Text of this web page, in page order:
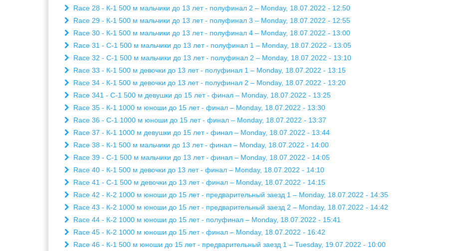
Race 28 - К-1 500 м мальчики до 13 лет - полуфинал 2 – Monday, 18.07.2022 - 12:50
Race 29 - К-1 500 м мальчики до 13 лет - полуфинал 3 – Monday, 18.07.2022 - 12:55
Race 30 - К-1 500 м мальчики до 13 лет - полуфинал 4 – Monday, 18.07.2022 - 13:00
Race 31 - С-1 500 м мальчики до 13 лет - полуфинал 1 – Monday, 18.07.2022 - 13:05
Race 32 - С-1 500 м мальчики до 13 лет - полуфинал 2 – Monday, 18.07.2022 - 13:10
Race 33 - К-1 500 м девочки до 13 лет - полуфинал 1 – Monday, 18.07.2022 - 13:15
Race 34 - К-1 500 м девочки до 13 лет - полуфинал 2 – Monday, 18.07.2022 - 13:20
Race 341 - С-1 500 м девушки до 15 лет - финал – Monday, 18.07.2022 - 13:25
Race 35 - К-1 1000 м юноши до 15 лет - финал – Monday, 18.07.2022 - 13:30
Race 36 - С-1 1000 м юноши до 15 лет - финал – Monday, 18.07.2022 - 13:37
Race 37 - К-1 1000 м девушки до 15 лет - финал – Monday, 18.07.2022 - 13:44
Race 38 - К-1 500 м мальчики до 13 лет - финал – Monday, 18.07.2022 - 14:00
Race 39 - С-1 500 м мальчики до 13 лет - финал – Monday, 18.07.2022 - 14:05
Race 40 - К-1 500 м девочки до 13 лет - финал – Monday, 18.07.2022 - 14:10
Race 41 - С-1 500 м девочки до 13 лет - финал – Monday, 18.07.2022 - 14:15
Race 42 - К-2 1000 м юноши до 15 лет - предварительный заезд 1 – Monday, 18.07.2022 - 14:35
Race 43 - К-2 1000 м юноши до 15 лет - предварительный заезд 2 – Monday, 18.07.2022 - 14:42
Race 44 - К-2 1000 м юноши до 15 лет - полуфинал – Monday, 18.07.2022 - 15:41
Race 45 - К-2 1000 м юноши до 15 лет - финал – Monday, 18.07.2022 - 16:42
Race 46 - К-1 500 м юноши до 15 лет - предварительный заезд 1 – Tuesday, 19.07.2022 - 10:00